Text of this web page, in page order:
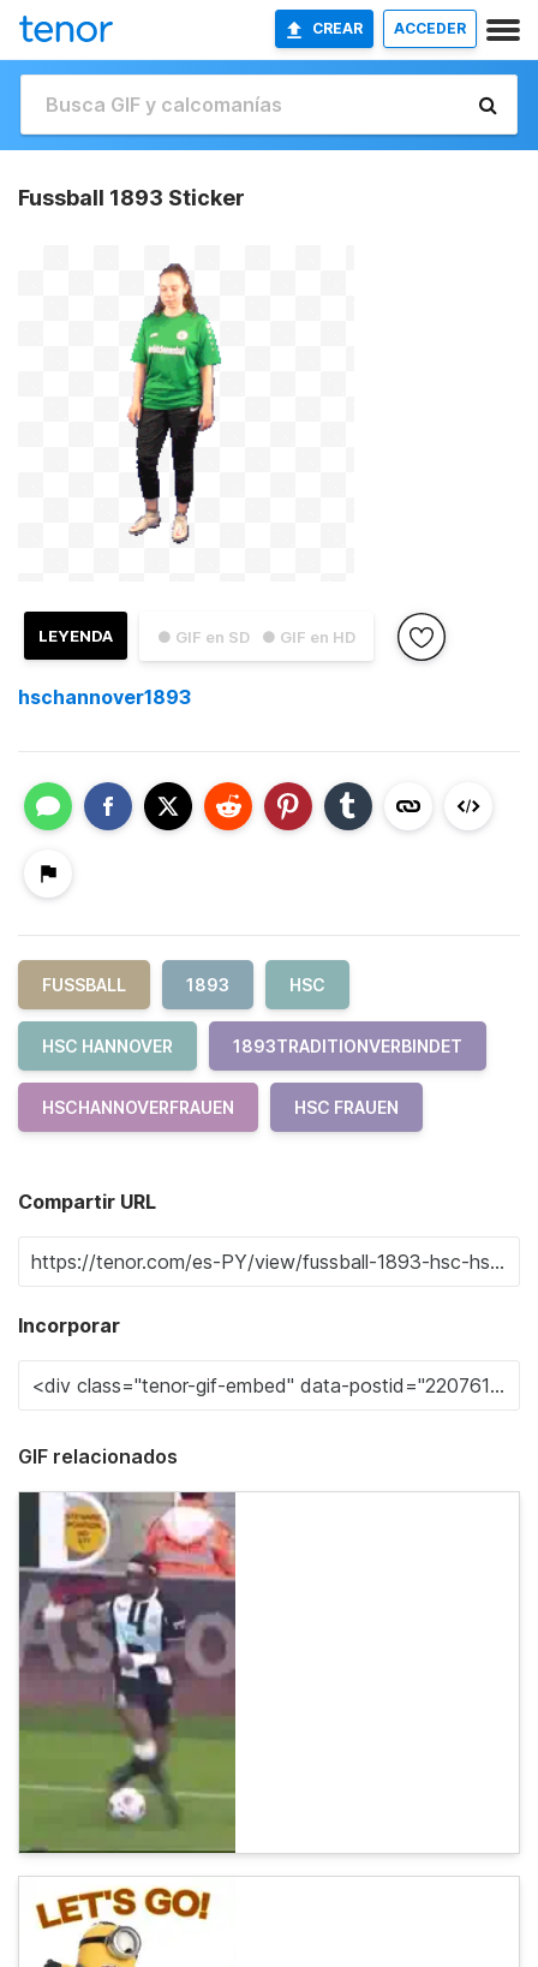
CREAR ACCEDER
Fussball 1893 Sticker
● GIF en SD ● GIF en HD
LEYENDA
hschannover1893
FUSSBALL 1893 HSC
HSC HANNOVER 1893TRADITIONVERBINDET
HSCHANNOVERFRAUEN HSC FRAUEN
Compartir URL
Incorporar
GIF relacionados